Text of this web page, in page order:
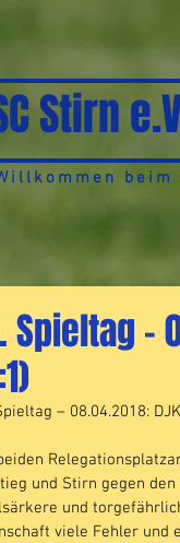
Stirn
Spieltag –
– 08.04.2018:
und Stirn gegen
und
viele Fehler und